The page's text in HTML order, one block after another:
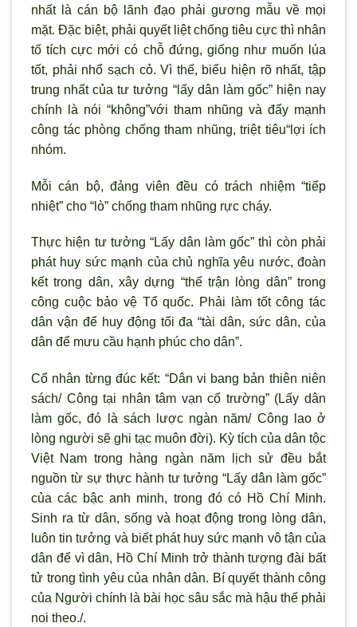
nhất là cán bộ l ãnh đạo phải gương mẫu về mọi
mặt. Đặc biệt, phải quyết liệt chống tiêu cực thì nhân
tố tích cực mới có chỗ đứng, giống như muốn lúa
tốt, phải nhổ sạch cỏ. Vì thế, biểu hiện rõ nhất, tập
trung nhất của tư tưởng “lấy dân làm gốc” hiện nay
chính là nói “không”với tham nhũng và đẩy mạnh
công tác phòng chống tham nhũng, triệt tiêu“lợi ích
nhóm.
Mỗi cán bộ, đảng viên đều có trách nhiệm “tiếp
nhiệt” cho “lò” chống tham nhũng rực cháy.
Thực hiện tư tưởng “Lấy dân làm gốc” thì còn phải
phát huy sức mạnh của chủ nghĩa yêu nước, đoàn
kết trong dân, xây dựng “thế trận lòng dân” trong
công cuộc bảo vệ Tổ quốc. Phải làm tốt công tác
dân vận để huy động tối đa “tài dân, sức dân, của
dân để mưu cầu hạnh phúc cho dân”.
Cổ nhân từng đúc kết: “Dân vi bang bản thiên niên
sách/ Công tại nhân tâm vạn cổ trường” (Lấy dân
làm gốc, đó là sách lược ngàn năm/ Công lao ở
òng người sẽ ghi tạc muôn đời). Kỳ tích của dân tộc
Việt Nam trong hàng ngàn năm lịch sử đều bắt
nguồn từ sự thực hành tư tưởng “Lấy dân làm gốc”
của các bậc anh minh, trong đó có Hồ Chí Minh.
Sinh ra từ dân, sống và hoạt động trong l òng dân,
luôn tin tưởng và biết phát huy sức mạnh vô tận của
dân để vì dân, Hồ Chí Minh trở thành tượng đài bất
tử trong tình yêu của nhân dân. Bí quyết thành công
của Người chính là bài học sâu sắc mà hậu thế phải
noi theo./.